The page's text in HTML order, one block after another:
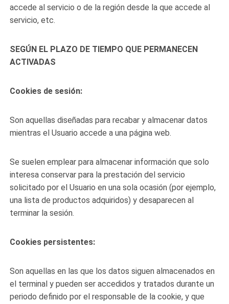
accede al servicio o de la región desde la que accede al
servicio, etc.
SEGÚN EL PLAZO DE TIEMPO QUE PERMANECEN
ACTIVADAS
Cookies de sesión:
Son aquellas diseñadas para recabar y almacenar datos
mientras el Usuario accede a una página web.
Se suelen emplear para almacenar información que solo
interesa conservar para la prestación del servicio
solicitado por el Usuario en una sola ocasión (por ejemplo,
una lista de productos adquiridos) y desaparecen al
terminar la sesión.
Cookies persistentes:
Son aquellas en las que los datos siguen almacenados en
el terminal y pueden ser accedidos y tratados durante un
periodo definido por el responsable de la cookie, y que